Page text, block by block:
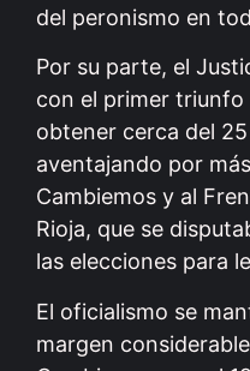
del peronismo en
Por su parte, el
con el primer triunfo
obtener cerca del
aventajando por
Cambiemos y al
Rioja, que se
las elecciones para
El oficialismo se
margen